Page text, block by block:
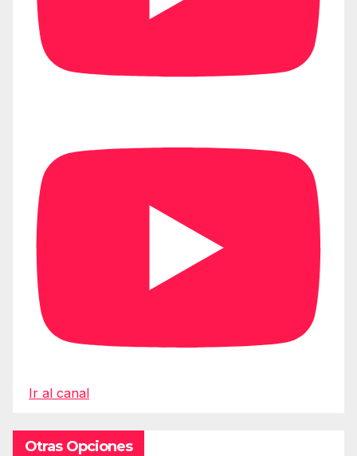
Ir al canal
Otras Opciones